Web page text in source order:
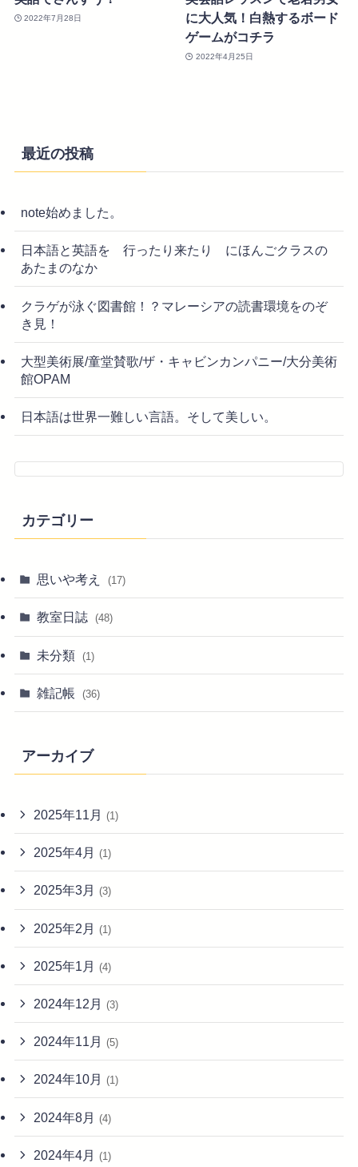
2022年7月28日
に大人気！白熱するボード
ゲームがコチラ
2022年4月25日
最近の投稿
note始めました。
日本語と英語を 行ったり来たり にほんごクラスの
あたまのなか
クラゲが泳ぐ図書館！？マレーシアの読書環境をのぞ
き見！
大型美術展/童堂賛歌/ザ・キャビンカンパニー/大分美術
館OPAM
日本語は世界一難しい言語。そして美しい。
カテゴリー
思いや考え (17)
教室日誌 (48)
未分類 (1)
雑記帳 (36)
アーカイブ
2025年11月 (1)
2025年4月 (1)
2025年3月 (3)
2025年2月 (1)
2025年1月 (4)
2024年12月 (3)
2024年11月 (5)
2024年10月 (1)
2024年8月 (4)
2024年4月 (1)